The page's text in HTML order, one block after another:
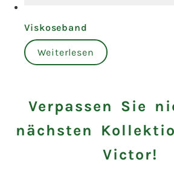
Viskoseband
Weiterlesen
Verpassen Sie
nächsten
Victor!